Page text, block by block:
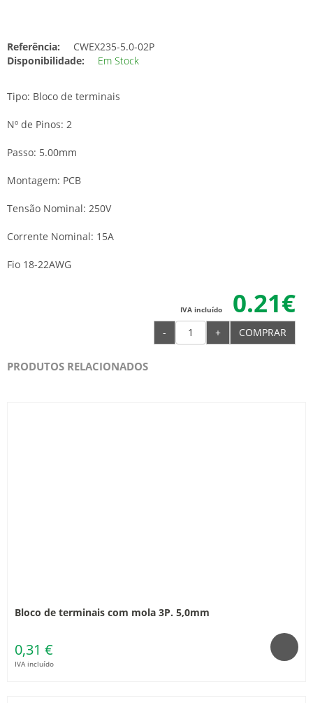
Referência:
CWEX235-5.0-02P
Disponibilidade:
Em Stock
Tipo: Bloco de terminais
Nº de Pinos: 2
Passo: 5.00mm
Montagem: PCB
Tensão Nominal: 250V
Corrente Nominal: 15A
Fio 18-22AWG
0.21€
IVA incluído
- + COMPRAR
PRODUTOS RELACIONADOS
Bloco de terminais com mola 3P. 5,0mm
0,31 €
IVA incluído